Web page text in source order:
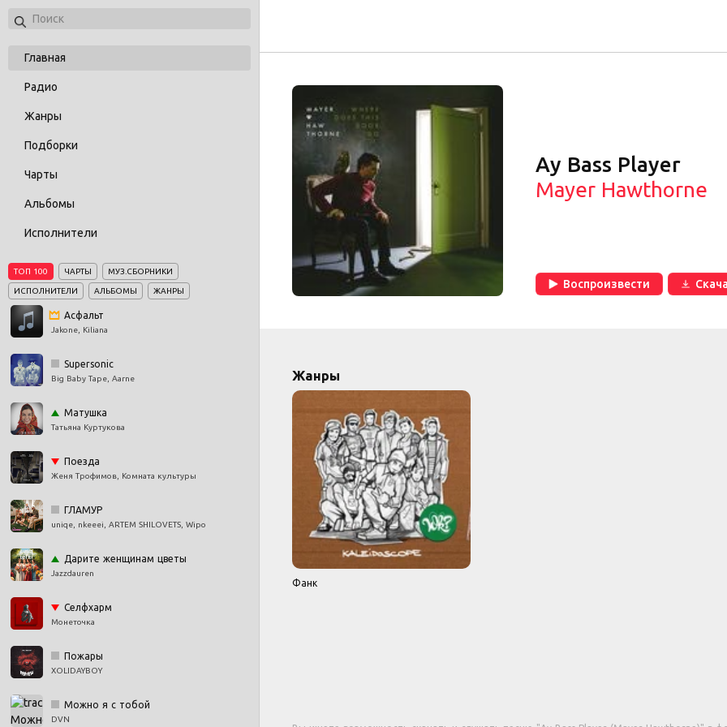
Главная
Радио
Жанры
Подборки
Чарты
Альбомы
Исполнители
ТОП 100 ЧАРТЫ МУЗ.СБОРНИКИ
ИСПОЛНИТЕЛИ АЛЬБОМЫ ЖАНРЫ
Асфальт
Jakone, Kiliana
Supersonic
Big Baby Tape, Aarne
Матушка
Татьяна Куртукова
Поезда
Женя Трофимов, Комната культуры
ГЛАМУР
uniqe, nkeeei, ARTEM SHILOVETS, Wipo
Дарите женщинам цветы
Jazzdauren
Селфхарм
Монеточка
Пожары
XOLIDAYBOY
Можно я с тобой
DVN
Ay Bass Player
Mayer Hawthorne
Воспроизвести
Жанры
Фанк